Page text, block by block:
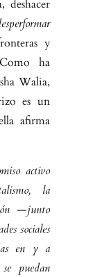
deshacer
y
ha
Walia,
es un
afirma
activo
la
—junto
sociales
en y a
puedan